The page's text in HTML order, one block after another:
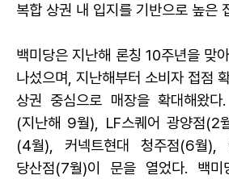
복합 상권 내 입지를 기반으로 높은
백미당은 지난해 론칭 10주년을 맞
나섰으며, 지난해부터 소비자 접점
상권 중심으로 매장을 확대해왔다
(지난해 9월), LF스퀘어 광양점(2
(4월), 커넥트현대 청주점(6월),
당산점(7월)이 문을 열었다. 백미